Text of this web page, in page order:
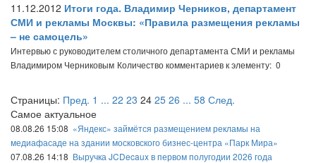
11.12.2012 Итоги года. Владимир Черников, департамент
СМИ и рекламы Москвы: «Правила размещения рекламы
– не самоцель»
Интервью с руководителем столичного департамента СМИ и рекламы
Владимиром Черниковым Количество комментариев к элементу: 0
Страницы: Пред. 1 ... 22 23 24 25 26 ... 58 След.
Самое актуальное
08.08.26 15:08 «Яндекс» займётся размещением рекламы на
медиафасаде на здании московского бизнес-центра «Парк Мира»
07.08.26 14:18 Выручка JCDecaux в первом полугодии 2026 года